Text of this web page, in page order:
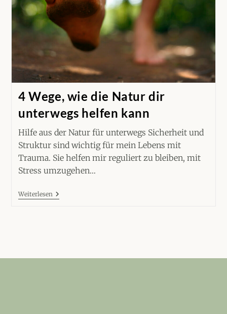
4 Wege, wie die Natur dir
unterwegs helfen kann
Hilfe aus der Natur für unterwegs Sicherheit und
Struktur sind wichtig für mein Lebens mit
Trauma. Sie helfen mir reguliert zu bleiben, mit
Stress umzugehen…
Weiterlesen4
Wege,
Kann